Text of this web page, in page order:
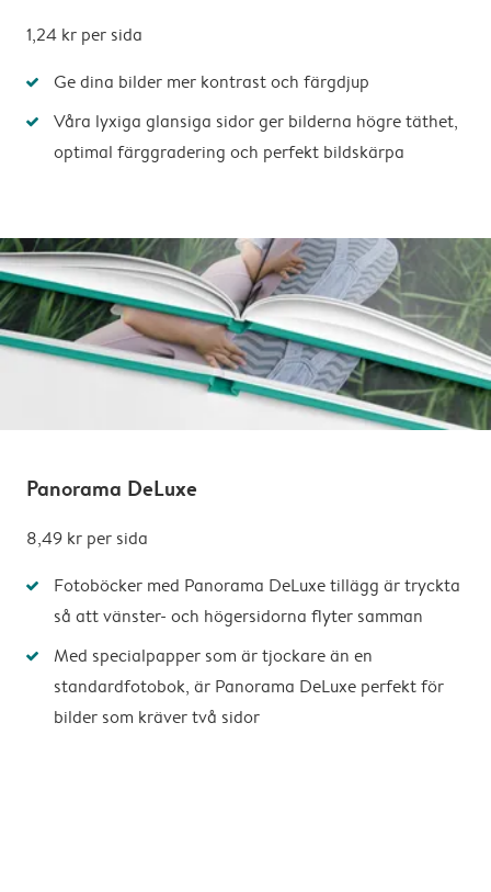
1,24 kr per sida
Ge dina bilder mer kontrast och färgdjup
Våra lyxiga glansiga sidor ger bilderna högre täthet,
optimal färggradering och perfekt bildskärpa
Panorama DeLuxe
8,49 kr per sida
Fotoböcker med Panorama DeLuxe tillägg är tryckta
så att vänster- och högersidorna flyter samman
Med specialpapper som är tjockare än en
standardfotobok, är Panorama DeLuxe perfekt för
bilder som kräver två sidor